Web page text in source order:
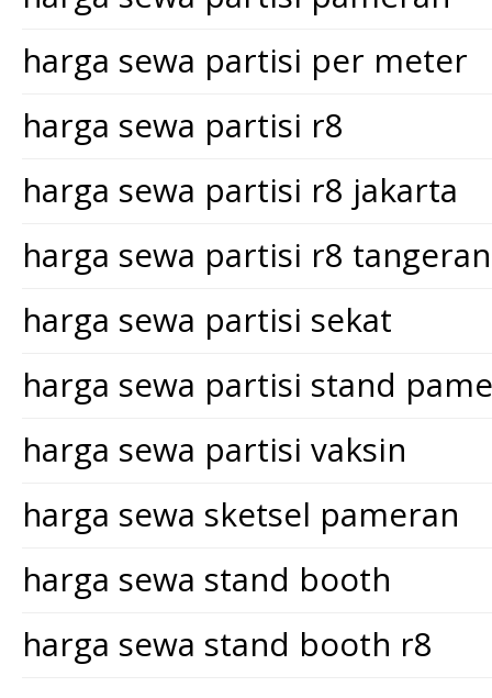
harga sewa partisi per meter
harga sewa partisi r8
harga sewa partisi r8 jakarta
harga sewa partisi r8
harga sewa partisi sekat
harga sewa partisi stand
harga sewa partisi vaksin
harga sewa sketsel pameran
harga sewa stand booth
harga sewa stand booth r8